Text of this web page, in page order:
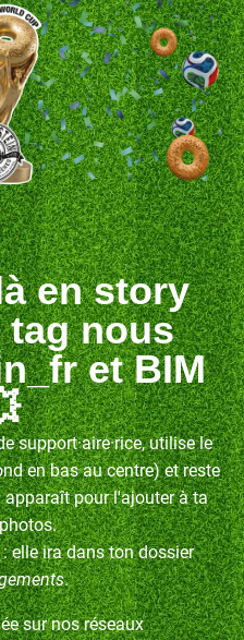
en story
nous
et BIM
support·aire·rice, utilise le
en bas au centre) et reste
pour l'ajouter à ta
: elle ira dans ton dossier
.
sur nos réseaux